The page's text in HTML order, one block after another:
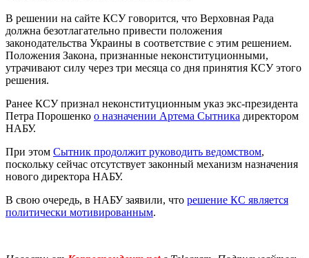
В решении на сайте КСУ говорится, что Верховная Рада
должна безотлагательно привести положения
законодательства Украины в соответствие с этим решением.
Положения Закона, признанные неконституционными,
утрачивают силу через три месяца со дня принятия КСУ этого
решения.
Ранее КСУ признал неконституционным указ экс-президента
Петра Порошенко о назначении Артема Сытника директором
НАБУ.
При этом Сытник продолжит руководить ведомством,
поскольку сейчас отсутствует законный механизм назначения
нового директора НАБУ.
В свою очередь, в НАБУ заявили, что решение КС является
политически мотивированным.